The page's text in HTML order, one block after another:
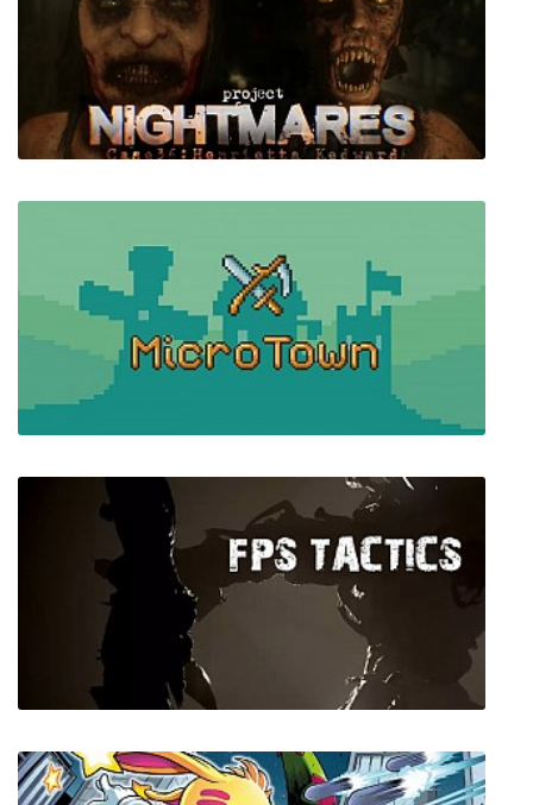
Alone in the Office
Project Nightmares Case 36: Henrietta
Kedward